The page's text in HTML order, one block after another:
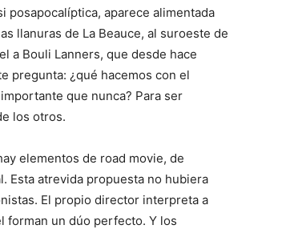
posapocalíptica, aparece alimentada
llanuras de La Beauce, al suroeste de
a Bouli Lanners, que desde hace
pregunta: ¿qué hacemos con el
que nunca? Para ser
los otros.
elementos de road movie, de
Esta atrevida propuesta no hubiera
El propio director interpreta a
forman un dúo perfecto. Y los